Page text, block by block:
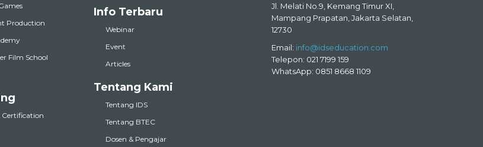
Production
Film School
Certification
Info Terbaru
Webinar
Event
Articles
Tentang Kami
Tentang IDS
Tentang BTEC
Dosen & Pengajar
Jl. Melati No.9, Kemang Timur XI,
Mampang Prapatan, Jakarta Selatan,
12730
Email: info@idseducation.com
Telepon: 021 7199 159
WhatsApp: 0851 8668 1109